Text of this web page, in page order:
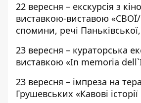
22 вересня – екскурсія з
виставкою-виставою
спомини, речі
23 вересня – кураторська
виставкою «In memoria
23 вересня – імпреза на
Грушевських «Кавові